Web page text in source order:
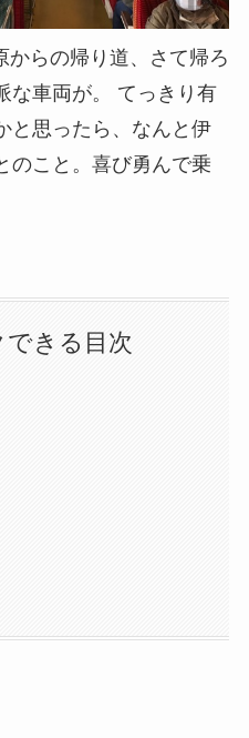
からの帰り道、さて帰ろ
な車両が。 てっきり有
と思ったら、なんと伊
のこと。喜び勇んで乗
できる目次